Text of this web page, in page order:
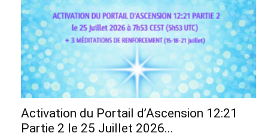
Activation du Portail d’Ascension 12:21
Partie 2 le 25 Juillet 2026...